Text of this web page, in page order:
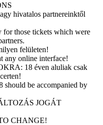
hivatalos partnereinktől
those tickets which were
felületen!
online interface!
18 éven aluliak csak
be accompanied by
JOGÁT
CHANGE!